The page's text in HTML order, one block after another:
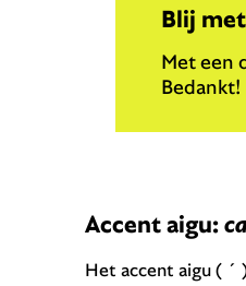
Blij
Met een
Bedankt!
Accent aigu:
Het accent aigu ( ´